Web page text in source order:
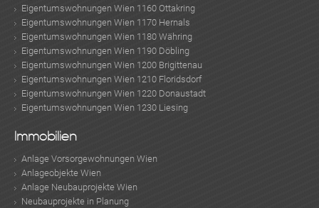
Eigentumswohnungen Wien 1160 Ottakring
Eigentumswohnungen Wien 1170 Hernals
Eigentumswohnungen Wien 1180 Währing
Eigentumswohnungen Wien 1190 Döbling
Eigentumswohnungen Wien 1200 Brigittenau
Eigentumswohnungen Wien 1210 Floridsdorf
Eigentumswohnungen Wien 1220 Donaustadt
Eigentumswohnungen Wien 1230 Liesing
Immobilien
Anlage Vorsorgewohnungen Wien
Anlageobjekte Wien
Anlage Neubauprojekte Wien
Neubauprojekte in Planung